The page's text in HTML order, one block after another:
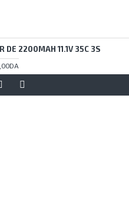
DE 2200MAH 11.1V 35C 3S